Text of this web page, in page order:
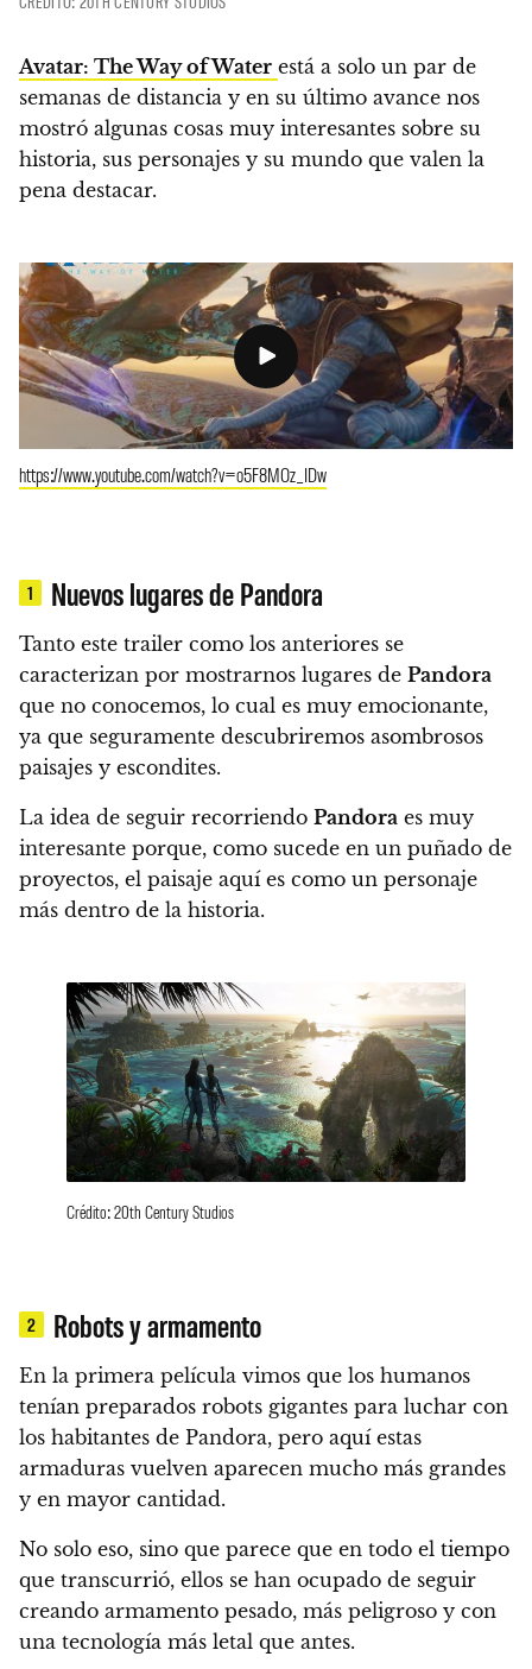
Avatar: The Way of Water está a solo un par de
semanas de distancia y en su último avance nos
mostró algunas cosas muy interesantes sobre su
historia, sus personajes y su mundo que valen la
pena destacar.
https://www.youtube.com/watch?v=o5F8MOz_IDw
1 Nuevos lugares de Pandora
Tanto este trailer como los anteriores se
caracterizan por mostrarnos lugares de Pandora
que no conocemos, lo cual es muy emocionante,
ya que seguramente descubriremos asombrosos
paisajes y escondites.
La idea de seguir recorriendo Pandora es muy
interesante porque, como sucede en un puñado de
proyectos, el paisaje aquí es como un personaje
más dentro de la historia.
Crédito: 20th Century Studios
2 Robots y armamento
En la primera película vimos que los humanos
tenían preparados robots gigantes para luchar con
los habitantes de Pandora, pero aquí estas
armaduras vuelven aparecen mucho más grandes
y en mayor cantidad.
No solo eso, sino que parece que en todo el tiempo
que transcurrió, ellos se han ocupado de seguir
creando armamento pesado, más peligroso y con
una tecnología más letal que antes.